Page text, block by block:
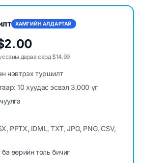
ХАМГИЙН АЛДАРТАЙ
дараа сард $14.99
нэвтрэх туршилт
10 хуудас эсвэл 3,000 үг
PPTX, IDML, TXT, JPG, PNG, CSV,
өөрийн толь бичиг